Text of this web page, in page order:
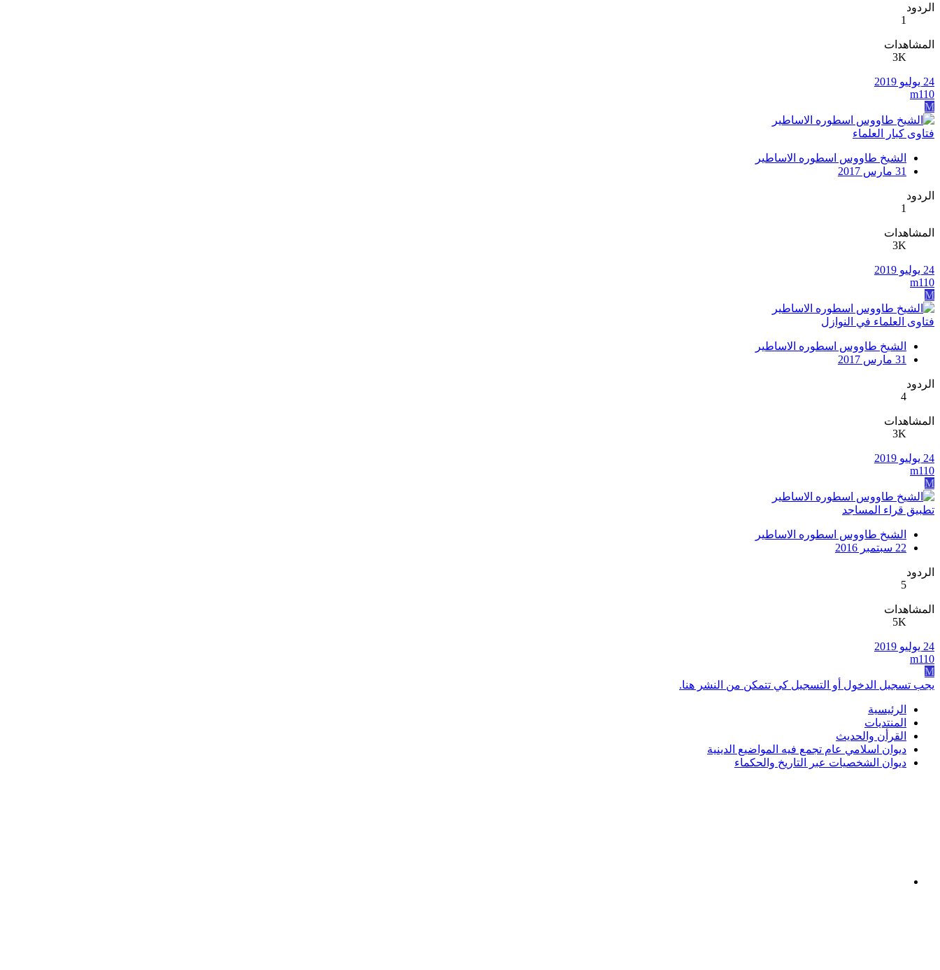
الردود
1
المشاهدات
3K
24 يوليو 2019
m110
M
فتاوى كبار العلماء
الشيخ طاووس اسطوره الاساطير
31 مارس 2017
الردود
1
المشاهدات
3K
24 يوليو 2019
m110
M
فتاوى العلماء في النوازل
الشيخ طاووس اسطوره الاساطير
31 مارس 2017
الردود
4
المشاهدات
3K
24 يوليو 2019
m110
M
تطبيق قراء المساجد
الشيخ طاووس اسطوره الاساطير
22 سبتمبر 2016
الردود
5
المشاهدات
5K
24 يوليو 2019
m110
M
يجب تسجيل الدخول أو التسجيل كي تتمكن من النشر هنا.
الرئيسية
المنتديات
القرأن والحديث
ديوان اسلامي عام تجمع فيه المواضيع الدينية
ديوان الشخصيات عبر التاريخ والحكماء